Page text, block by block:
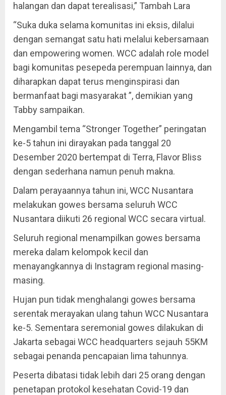
halangan dan dapat terealisasi,” Tambah Lara
“Suka duka selama komunitas ini eksis, dilalui
dengan semangat satu hati melalui kebersamaan
dan empowering women. WCC adalah role model
bagi komunitas pesepeda perempuan lainnya, dan
diharapkan dapat terus menginspirasi dan
bermanfaat bagi masyarakat ”, demikian yang
Tabby sampaikan.
Mengambil tema “Stronger Together” peringatan
ke-5 tahun ini dirayakan pada tanggal 20
Desember 2020 bertempat di Terra, Flavor Bliss
dengan sederhana namun penuh makna.
Dalam perayaannya tahun ini, WCC Nusantara
melakukan gowes bersama seluruh WCC
Nusantara diikuti 26 regional WCC secara virtual.
Seluruh regional menampilkan gowes bersama
mereka dalam kelompok kecil dan
menayangkannya di Instagram regional masing-
masing.
Hujan pun tidak menghalangi gowes bersama
serentak merayakan ulang tahun WCC Nusantara
ke-5. Sementara seremonial gowes dilakukan di
Jakarta sebagai WCC headquarters sejauh 55KM
sebagai penanda pencapaian lima tahunnya.
Peserta dibatasi tidak lebih dari 25 orang dengan
penetapan protokol kesehatan Covid-19 dan